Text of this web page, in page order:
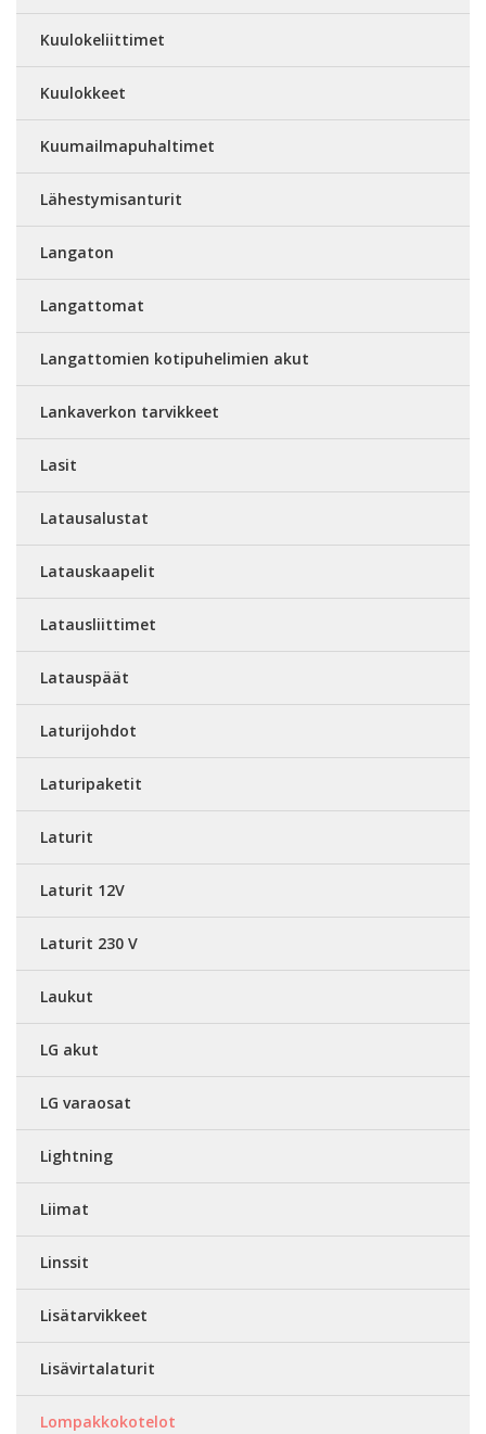
Kuulokeliittimet
Kuulokkeet
Kuumailmapuhaltimet
Lähestymisanturit
Langaton
Langattomat
Langattomien kotipuhelimien akut
Lankaverkon tarvikkeet
Lasit
Latausalustat
Latauskaapelit
Latausliittimet
Latauspäät
Laturijohdot
Laturipaketit
Laturit
Laturit 12V
Laturit 230 V
Laukut
LG akut
LG varaosat
Lightning
Liimat
Linssit
Lisätarvikkeet
Lisävirtalaturit
Lompakkokotelot